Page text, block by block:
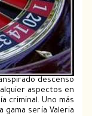
y no ha transpirado
tiempo cualquier
la biografía criminal.
de una gama